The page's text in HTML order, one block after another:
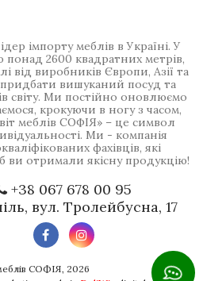
імпорту меблів в Україні. У
2600 квадратних метрів,
від виробників Європи, Азії та
вишуканий посуд та
світу. Ми постійно оновлюємо
крокуючи в ногу з часом,
меблів СОФІЯ» – це символ
Ми - компанія
фахівців, які
отримали якісну продукцію!
+38 067 678 00 95
вул. Тролейбусна, 17
СОФІЯ, 2026